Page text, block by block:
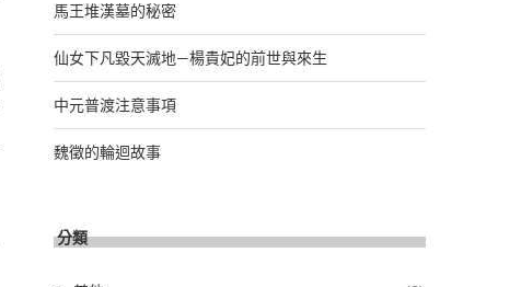
馬王堆漢墓的秘密
仙女下凡毀天滅地—楊貴妃的前世與來生
中元普渡注意事項
魏徵的輪迴故事
分類